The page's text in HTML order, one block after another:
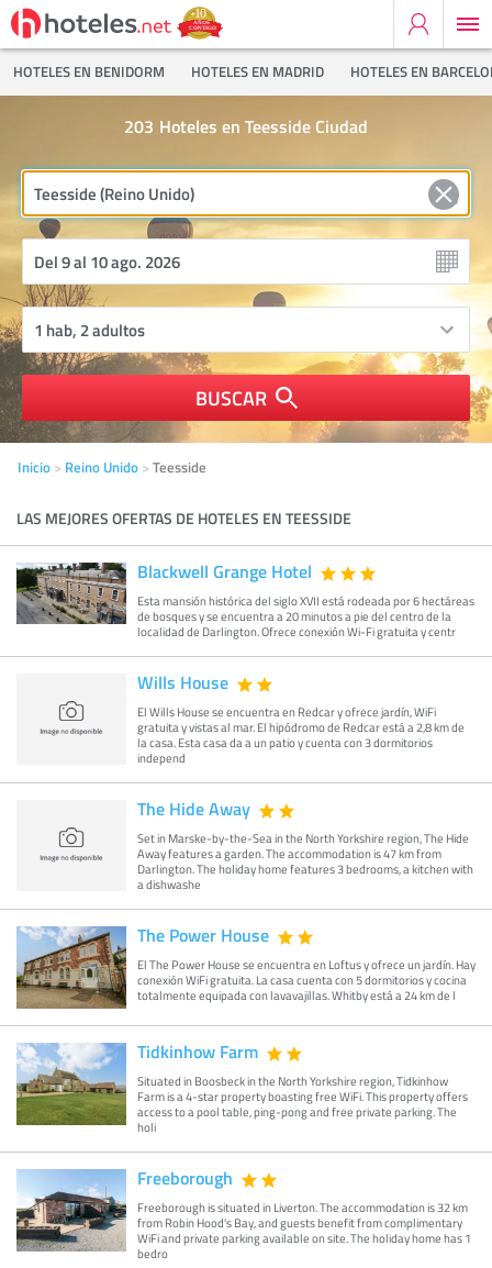
HOTELES EN BENIDORM HOTELES EN MADRID HOTELES EN
Hoteles en Teesside Ciudad
203
BUSCAR
Inicio Reino Unido Teesside
LAS MEJORES OFERTAS DE HOTELES EN TEESSIDE
Blackwell Grange Hotel
Esta mansión histórica del siglo XVII está rodeada por 6 hectáreas
de bosques y se encuentra a 20 minutos a pie del centro de la
localidad de Darlington. Ofrece conexión Wi-Fi gratuita y centr
Wills House
El Wills House se encuentra en Redcar y ofrece jardín, WiFi
gratuita y vistas al mar. El hipódromo de Redcar está a 2,8 km de
la casa. Esta casa da a un patio y cuenta con 3 dormitorios
independ
The Hide Away
Set in Marske-by-the-Sea in the North Yorkshire region, The Hide
Away features a garden. The accommodation is 47 km from
Darlington. The holiday home features 3 bedrooms, a kitchen with
a dishwashe
The Power House
El The Power House se encuentra en Loftus y ofrece un jardín. Hay
conexión WiFi gratuita. La casa cuenta con 5 dormitorios y cocina
totalmente equipada con lavavajillas. Whitby está a 24 km de l
Tidkinhow Farm
Situated in Boosbeck in the North Yorkshire region, Tidkinhow
Farm is a 4-star property boasting free WiFi. This property offers
access to a pool table, ping-pong and free private parking. The
holi
Freeborough
Freeborough is situated in Liverton. The accommodation is 32 km
from Robin Hood's Bay, and guests benefit from complimentary
WiFi and private parking available on site. The holiday home has 1
bedro